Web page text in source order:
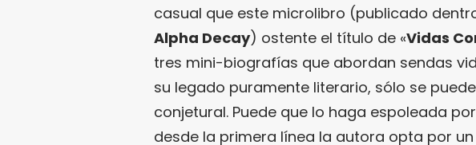
casual que este microlibro (publicado
Alpha Decay) ostente el título de «Vidas
tres mini-biografías que abordan sendas
su legado puramente literario, sólo se
conjetural. Puede que lo haga espoleada
desde la primera línea la autora opta por